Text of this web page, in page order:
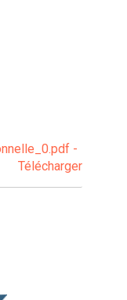
-
Télécharger